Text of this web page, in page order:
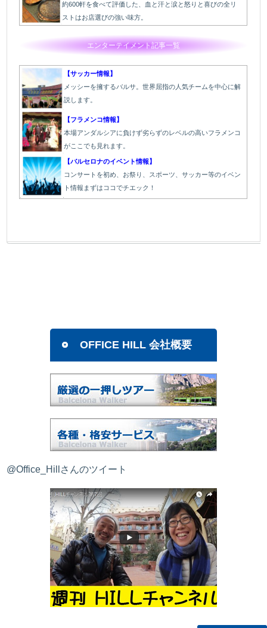
約600軒を食べて評価した、血と汗と涙と怒りと喜びの全リ
ストはお店選びの強い味方。
エンターテイメント記事一覧
【サッカー情報】
メッシーを擁するバルサ。世界屈指の人気チームを中心に解
説します。
【フラメンコ情報】
本場アンダルシアに負けず劣らずのレベルの高いフラメンコ
がここでも見れます。
【バルセロナのイベント情報】
コンサートを初め、お祭り、スポーツ、サッカー等のイベン
ト情報まずはココでチエック！
OFFICE HILL 会社概要
@Office_Hillさんのツイート